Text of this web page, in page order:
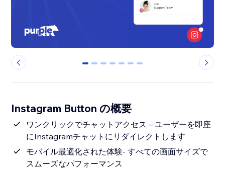
0 1 2 3 4 5 6
Instagram Button の概要
ワンクリックでチャットアクセス – ユーザーを即座
にInstagramチャットにリダイレクトします
モバイル最適化された体験- すべての画面サイズで
スムーズなパフォーマンス